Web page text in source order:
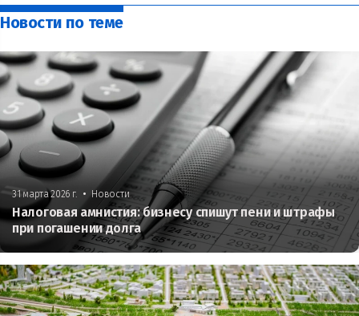
Новости по теме
31 марта 2026 г. • Новости
Налоговая амнистия: бизнесу спишут пени и штрафы
при погашении долга